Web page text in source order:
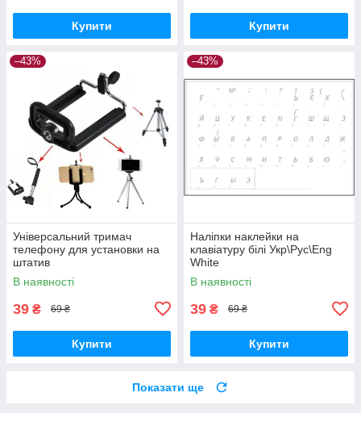
Купити Купити
–43%
Універсальний тримач
телефону для установки на
штатив
В наявності
39 ₴ 69 ₴
Купити
–43%
Наліпки наклейки на
клавіатуру білі Укр\Рус\Eng
White
В наявності
39 ₴ 69 ₴
Купити
Показати ще